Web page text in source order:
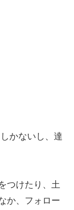
かないし、達
つけたり、土
か、フォロー